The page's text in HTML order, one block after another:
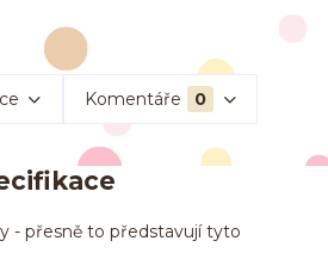
Komentáře 0
- přesně to představují tyto